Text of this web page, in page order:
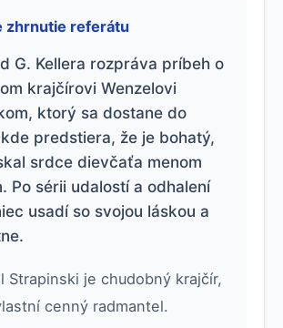
zhrnutie referátu
G. Kellera rozpráva príbeh o
krajčírovi Wenzelovi
ktorý sa dostane do
predstiera, že je bohatý,
srdce dievčaťa menom
Po sérii udalostí a odhalení
usadí so svojou láskou a
Strapinski je chudobný krajčír,
cenný radmantel.